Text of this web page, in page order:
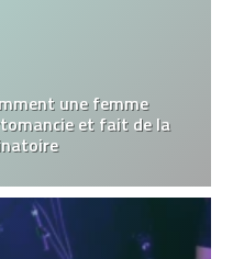
une femme
et fait de la